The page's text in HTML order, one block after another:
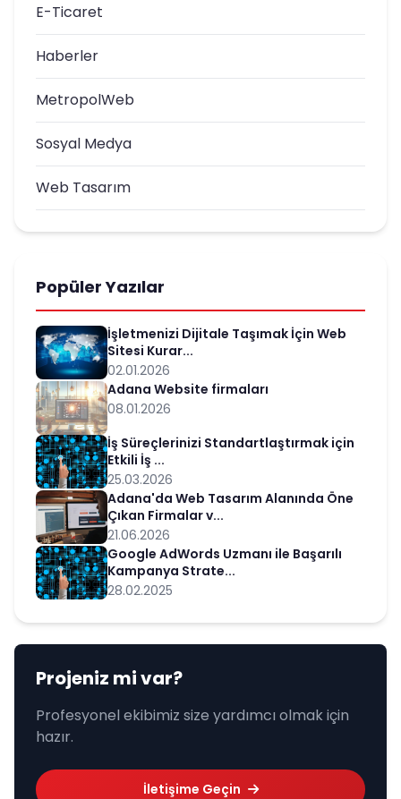
E-Ticaret
Haberler
MetropolWeb
Sosyal Medya
Web Tasarım
Popüler Yazılar
İşletmenizi Dijitale Taşımak İçin Web
Sitesi Kurar...
02.01.2026
Adana Website firmaları
08.01.2026
İş Süreçlerinizi Standartlaştırmak için
Etkili İş ...
25.03.2026
Adana'da Web Tasarım Alanında Öne
Çıkan Firmalar v...
21.06.2026
Google AdWords Uzmanı ile Başarılı
Kampanya Strate...
28.02.2025
Projeniz mi var?
Profesyonel ekibimiz size yardımcı olmak için
hazır.
İletişime Geçin